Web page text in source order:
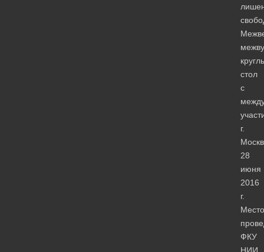
стол
с
г.
28
июня
2016
г.
Место
ФКУ